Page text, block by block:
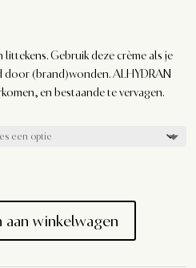
68.00Gebruik deze crème als je
door (brand)wonden. ALHYDRAN
en bestaande te vervagen.
aan winkelwagen